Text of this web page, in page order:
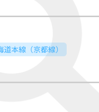
道本線（京都線）